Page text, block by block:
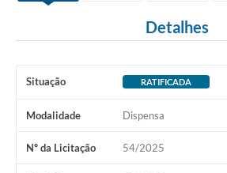
Detalhes
Situação RATIFICADA
Modalidade Dispensa
Nº da Licitação 54/2025